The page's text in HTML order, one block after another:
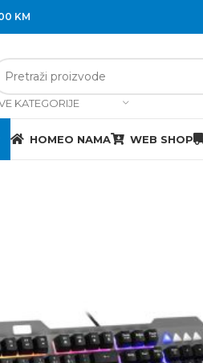
KM
KATEGORIJE
HOMEO NAMA WEB SHOP